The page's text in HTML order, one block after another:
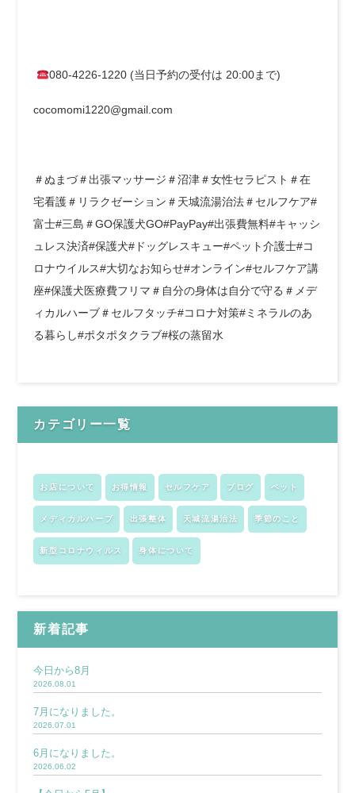
080-4226-1220 (当日予約の受付は 20:00まで)
cocomomi1220@gmail.com
＃ぬまづ＃出張マッサージ＃沼津＃女性セラピスト＃在
宅看護＃リラクゼーション＃天城流湯治法＃セルフケア#
富士#三島＃GO保護犬GO#PayPay#出張費無料#キャッシ
ュレス決済#保護犬#ドッグレスキュー#ペット介護士#コ
ロナウイルス#大切なお知らせ#オンライン#セルフケア講
座#保護犬医療費フリマ＃自分の身体は自分で守る＃メデ
ィカルハーブ＃セルフタッチ#コロナ対策#ミネラルのあ
る暮らし#ポタポタクラブ#桜の蒸留水
カテゴリー一覧
お店について お得情報 セルフケア ブログ ペット
メディカルハーブ 出張整体 天城流湯治法 季節のこと
新型コロナウィルス 身体について
新着記事
今日から8月
2026.08.01
7月になりました。
2026.07.01
6月になりました。
2026.06.02